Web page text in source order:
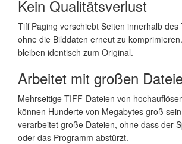
Kein Qualitätsverlust
Tiff Paging verschiebt Seiten innerhalb
ohne die Bilddaten erneut zu
bleiben identisch zum Original.
Arbeitet mit großen
Mehrseitige TIFF-Dateien von
können Hunderte von Megabytes groß
verarbeitet große Dateien, ohne dass der
oder das Programm abstürzt.